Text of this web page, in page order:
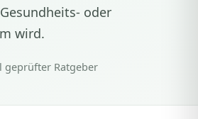
oder
wird.
geprüfter Ratgeber